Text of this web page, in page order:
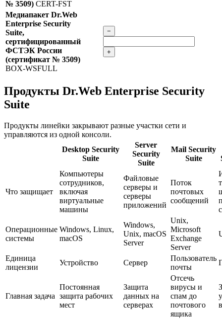
№ 3509) CERT-FST
Медиапакет Dr.Web
Enterprise Security
Suite,
сертифицированный
ФСТЭК России
(сертификат № 3509)
BOX-WSFULL
−
+
Продукты Dr.Web Enterprise Security
Suite
Продукты линейки закрывают разные участки сети и
управляются из одной консоли.
Desktop Security
Suite
Server
Security
Suite
Mail Security
Suite
Что защищает
Компьютеры
сотрудников,
включая
виртуальные
машины
Файловые
серверы и
серверы
приложений
Поток
почтовых
сообщений
Операционные
системы
Windows, Linux,
macOS
Windows,
Unix, macOS
Server
Unix,
Microsoft
Exchange
Server
Единица
лицензии
Устройство Сервер
Пользователь
почты
Главная задача
Постоянная
защита рабочих
мест
Защита
данных на
серверах
Отсечь
вирусы и
спам до
почтового
ящика